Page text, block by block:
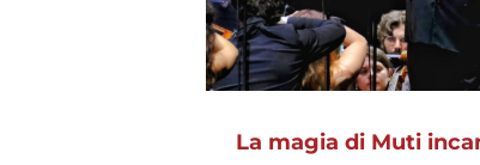
La magia di Muti